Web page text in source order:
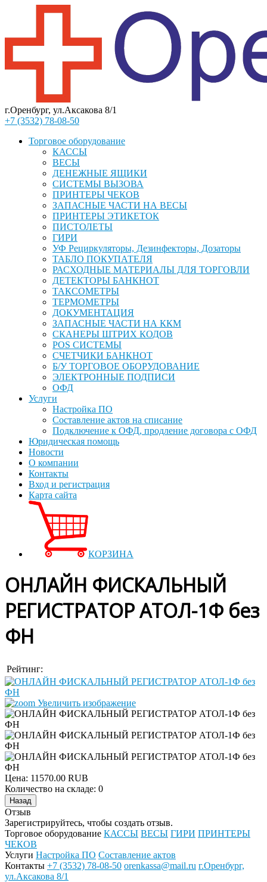
г.Оренбург, ул.Аксакова 8/1
+7 (3532) 78-08-50
Торговое оборудование
КАССЫ
ВЕСЫ
ДЕНЕЖНЫЕ ЯЩИКИ
СИСТЕМЫ ВЫЗОВА
ПРИНТЕРЫ ЧЕКОВ
ЗАПАСНЫЕ ЧАСТИ НА ВЕСЫ
ПРИНТЕРЫ ЭТИКЕТОК
ПИСТОЛЕТЫ
ГИРИ
УФ Рециркуляторы, Дезинфекторы, Дозаторы
ТАБЛО ПОКУПАТЕЛЯ
РАСХОДНЫЕ МАТЕРИАЛЫ ДЛЯ ТОРГОВЛИ
ДЕТЕКТОРЫ БАНКНОТ
ТАКСОМЕТРЫ
ТЕРМОМЕТРЫ
ДОКУМЕНТАЦИЯ
ЗАПАСНЫЕ ЧАСТИ НА ККМ
СКАНЕРЫ ШТРИХ КОДОВ
POS СИСТЕМЫ
СЧЕТЧИКИ БАНКНОТ
Б/У ТОРГОВОЕ ОБОРУДОВАНИЕ
ЭЛЕКТРОННЫЕ ПОДПИСИ
ОФД
Услуги
Настройка ПО
Составление актов на списание
Подключение к ОФД, продление договора с ОФД
Юридическая помощь
Новости
О компании
Контакты
Вход и регистрация
Карта сайта
КОРЗИНА
ОНЛАЙН ФИСКАЛЬНЫЙ
РЕГИСТРАТОР АТОЛ-1Ф без
ФН
Рейтинг:
Увеличить изображение
Цена: 11570.00 RUB
Количество на складе: 0
Отзыв
Зарегистрируйтесь, чтобы создать отзыв.
Торговое оборудование КАССЫ ВЕСЫ ГИРИ ПРИНТЕРЫ
ЧЕКОВ
Услуги Настройка ПО Составление актов
Контакты +7 (3532) 78-08-50 orenkassa@mail.ru г.Оренбург,
ул.Аксакова 8/1